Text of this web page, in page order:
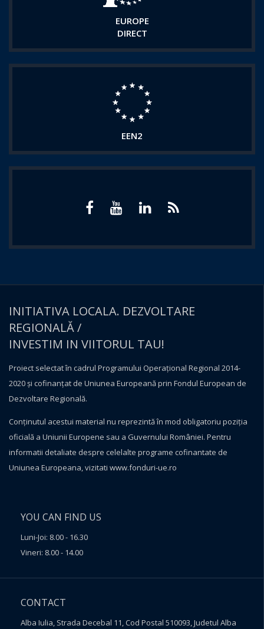
EUROPE
DIRECT
EEN2
INITIATIVA LOCALA. DEZVOLTARE
REGIONALĂ /
INVESTIM IN VIITORUL TAU!
Proiect selectat în cadrul Programului Operațional Regional 2014-
2020 și cofinanțat de Uniunea Europeană prin Fondul European de
Dezvoltare Regională.
Conţinutul acestui material nu reprezintă în mod obligatoriu poziţia
oficială a Uniunii Europene sau a Guvernului României. Pentru
informatii detaliate despre celelalte programe cofinantate de
Uniunea Europeana, vizitati www.fonduri-ue.ro
YOU CAN FIND US
Luni-Joi: 8.00 - 16.30
Vineri: 8.00 - 14.00
CONTACT
Alba Iulia, Strada Decebal 11, Cod Postal 510093, Judetul Alba